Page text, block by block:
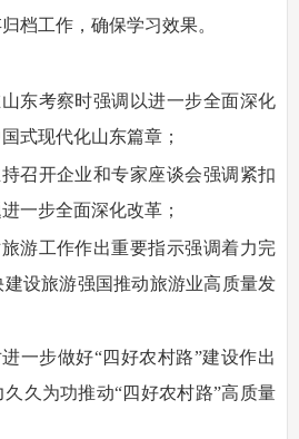
档工作，确保学习效果。
东考察时强调以进一步全面深化
式现代化山东篇章；
召开企业和专家座谈会强调紧扣
一步全面深化改革；
游工作作出重要指示强调着力完
设旅游强国推动旅游业高质量发
一步做好“四好农村路”建设作出
久为功推动“四好农村路”高质量